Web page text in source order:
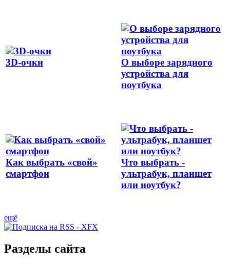
3D-очки
О выборе зарядного
устройства для
ноутбука
Как выбрать «свой»
смартфон
Что выбрать -
ультрабук, планшет
или ноутбук?
ещё
Разделы сайта